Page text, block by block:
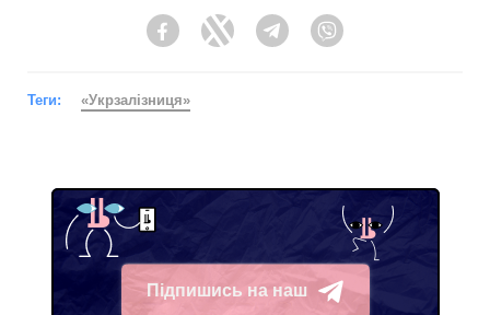
FacebookTwitter Telegram
Теги: «Укрзалізниця»
Підпишись на наш
Telegram